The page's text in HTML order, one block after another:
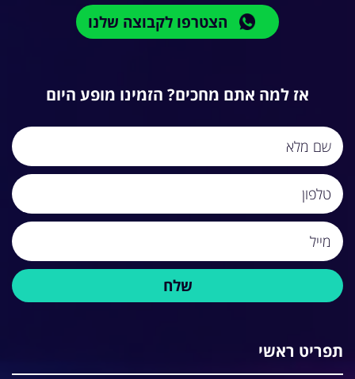
אז למה אתם מחכים? הזמינו מופע היום
הצטרפו לקבוצה שלנו
תפריט ראשי